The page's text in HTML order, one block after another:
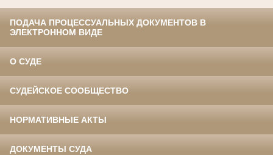
ПОДАЧА ПРОЦЕССУАЛЬНЫХ ДОКУМЕНТОВ В
ЭЛЕКТРОННОМ ВИДЕ
О СУДЕ
СУДЕЙСКОЕ СООБЩЕСТВО
НОРМАТИВНЫЕ АКТЫ
ДОКУМЕНТЫ СУДА